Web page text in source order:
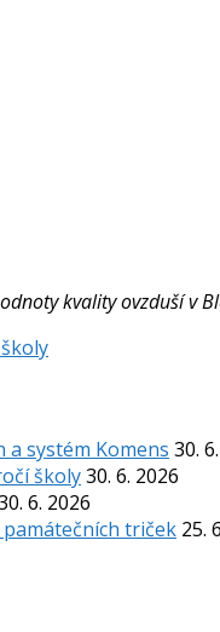
kvality ovzduší v
systém Komens 30.
školy30. 6. 2026
6. 2026
památečních triček 25.